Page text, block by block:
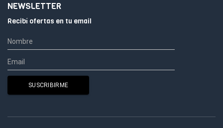
NEWSLETTER
Recibí ofertas en tu email